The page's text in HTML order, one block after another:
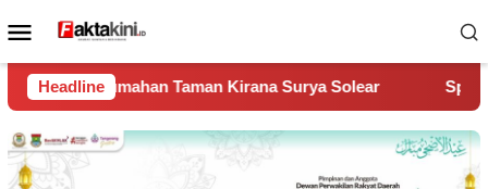
ke
Menu
Mobile
Headline
Taman Kirana Surya Solear Spanyol Juara Piala